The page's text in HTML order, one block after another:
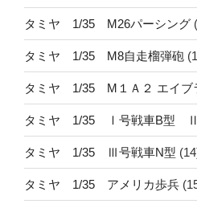
タミヤ 1/35 M26パーシング
タミヤ 1/35 M8自走榴弾砲
タミヤ 1/35 M１Ａ２ エイブ
タミヤ 1/35 Ⅰ号戦車B型 Ⅱ
タミヤ 1/35 Ⅲ号戦車N型
タミヤ 1/35 アメリカ歩兵